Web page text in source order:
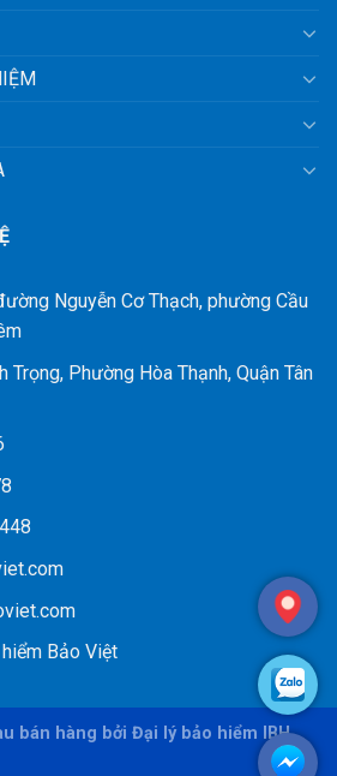
Nguyễn Cơ Thạch, phường Cầu
Trọng, Phường Hòa Thạnh, Quận Tân
Bảo Việt
bán hàng bởi Đại lý bảo hiểm IBH